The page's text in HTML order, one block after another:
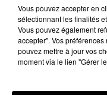
13 janvier 2025 - 1
L'AGENDA DE
10H40
L'agenda de
Vous pouvez accepter en
sélectionnant les finalités
Vous pouvez également
accepter". Vos
pouvez mettre à jour vos
moment via le lien "Gérer